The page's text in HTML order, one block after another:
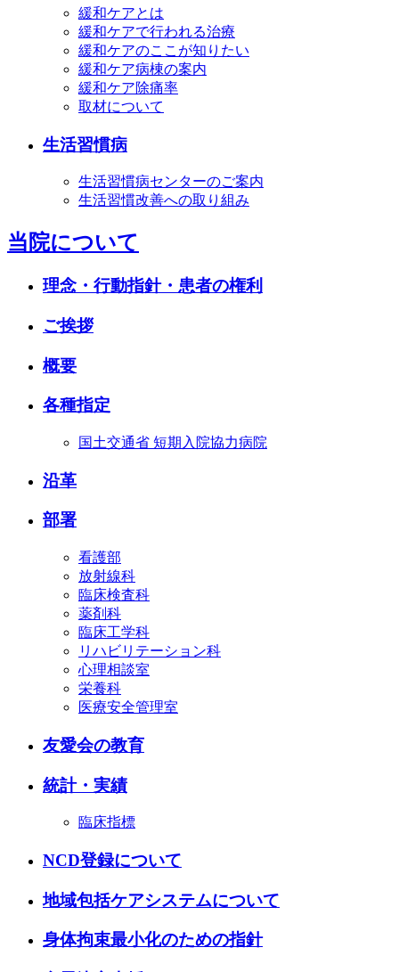
緩和ケアとは
緩和ケアで行われる治療
緩和ケアのここが知りたい
緩和ケア病棟の案内
緩和ケア除痛率
取材について
生活習慣病
生活習慣病センターのご案内
生活習慣改善への取り組み
当院について
理念・行動指針・患者の権利
ご挨拶
概要
各種指定
国土交通省 短期入院協力病院
沿革
部署
看護部
放射線科
臨床検査科
薬剤科
臨床工学科
リハビリテーション科
心理相談室
栄養科
医療安全管理室
友愛会の教育
統計・実績
臨床指標
NCD登録について
地域包括ケアシステムについて
身体拘束最小化のための指針